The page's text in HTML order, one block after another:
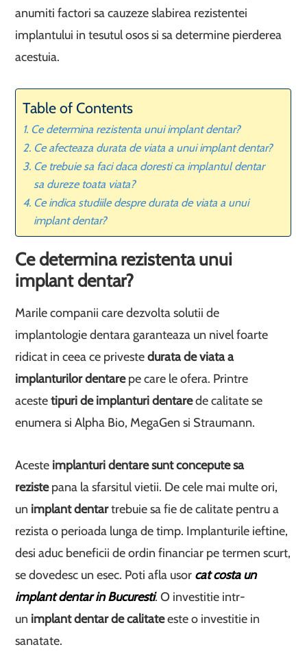
anumiti factori sa cauzeze slabirea rezistentei
implantului in tesutul osos si sa determine pierderea
acestuia.
Table of Contents
Ce determina rezistenta unui implant dentar?
Ce afecteaza durata de viata a unui implant dentar?
Ce trebuie sa faci daca doresti ca implantul dentar
sa dureze toata viata?
Ce indica studiile despre durata de viata a unui
implant dentar?
Ce determina rezistenta unui
implant dentar?
Marile companii care dezvolta solutii de
implantologie dentara garanteaza un nivel foarte
ridicat in ceea ce privestedurata de viata a
implanturilor dentarepe care le ofera. Printre
acestetipuri de implanturi dentarede calitate se
enumera si Alpha Bio, MegaGen si Straumann.
Aceste implanturi dentare sunt concepute sa
rezistepana la sfarsitul vietii. De cele mai multe ori,
un implant dentartrebuie sa fie de calitate pentru a
rezista o perioada lunga de timp. Implanturile ieftine,
desi aduc beneficii de ordin financiar pe termen scurt,
se dovedesc un esec. Poti afla usor cat costa un
implant dentar in Bucuresti. O investitie intr-
un implant dentar de calitateeste o investitie in
sanatate.